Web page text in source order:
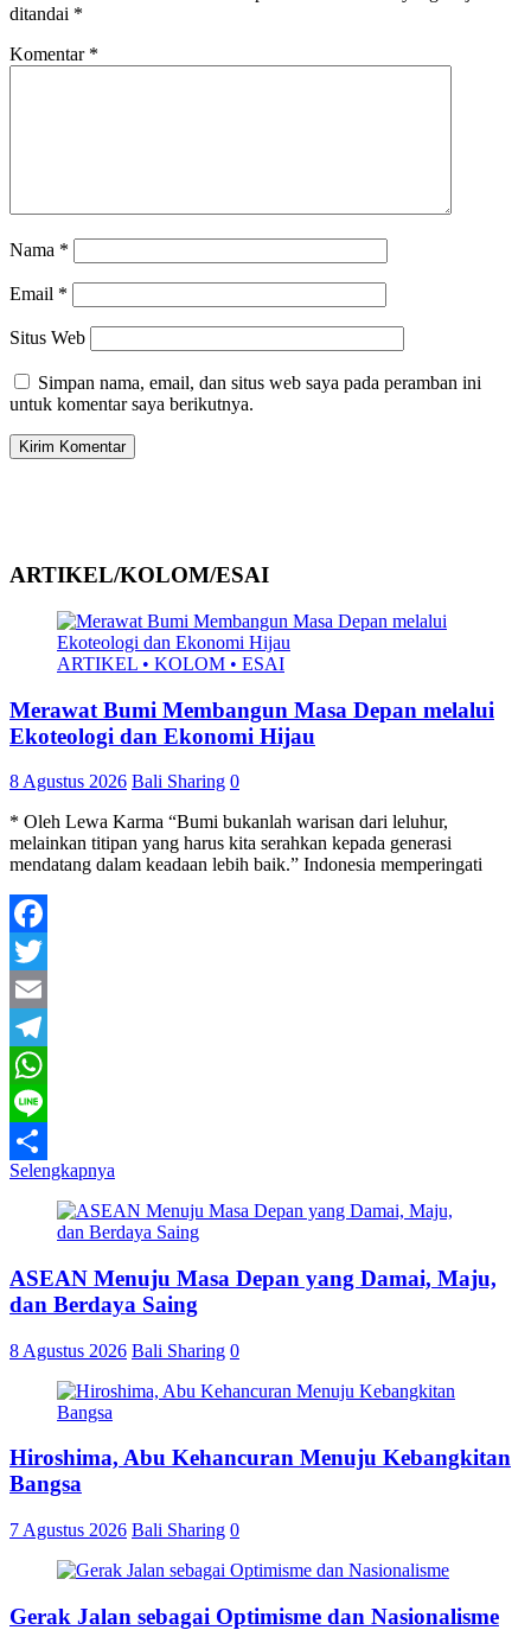
ditandai *
Komentar *
Nama *
Email *
Situs Web
Simpan nama, email, dan situs web saya pada peramban ini
untuk komentar saya berikutnya.
ARTIKEL/KOLOM/ESAI
ARTIKEL • KOLOM • ESAI
Merawat Bumi Membangun Masa Depan melalui
Ekoteologi dan Ekonomi Hijau
8 Agustus 2026 Bali Sharing 0
* Oleh Lewa Karma “Bumi bukanlah warisan dari leluhur,
melainkan titipan yang harus kita serahkan kepada generasi
mendatang dalam keadaan lebih baik.” Indonesia memperingati
Facebook
Twitter
Email
Telegram
WhatsApp
Line
Share
Selengkapnya
ASEAN Menuju Masa Depan yang Damai, Maju,
dan Berdaya Saing
8 Agustus 2026 Bali Sharing 0
Hiroshima, Abu Kehancuran Menuju Kebangkitan
Bangsa
7 Agustus 2026 Bali Sharing 0
Gerak Jalan sebagai Optimisme dan Nasionalisme